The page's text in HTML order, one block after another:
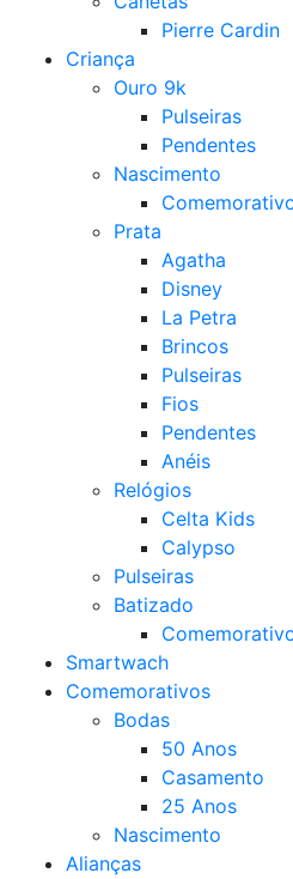
Pierre Cardin
Criança
Ouro 9k
Pulseiras
Pendentes
Nascimento
Prata
Agatha
Disney
La Petra
Brincos
Pulseiras
Fios
Pendentes
Anéis
Relógios
Celta Kids
Calypso
Pulseiras
Batizado
Smartwach
Comemorativos
Bodas
50 Anos
Casamento
25 Anos
Nascimento
Alianças